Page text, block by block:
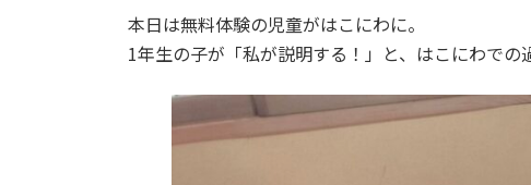
本日は無料体験の児童がはこにわに。
1年生の子が「私が説明する！」と、はこにわでの